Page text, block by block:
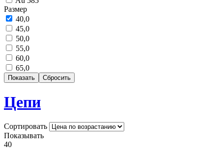
Размер
40,0
45,0
50,0
55,0
60,0
65,0
Цепи
Сортировать
Показывать
40